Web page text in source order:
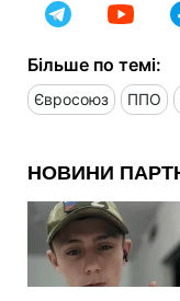
Більше по темі:
Євросоюз ППО